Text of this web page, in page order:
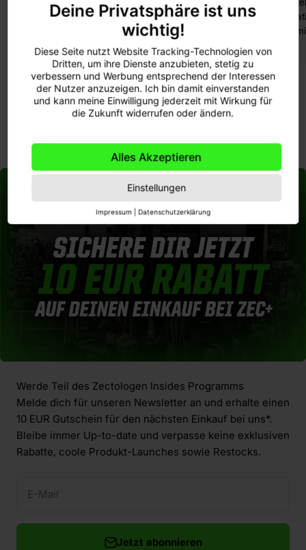
strengsten Qualitäts- und
Sicherheitsstandards.
höchsten
für
Werde Teil des Zectologen Insides Programms
Melde dich für unseren Newsletter an und erhalte einen
10 EUR Gutschein für den nächsten Einkauf bei uns*.
Bleibe immer Up-to-date und verpasse keine exklusiven
Rabatte, coole Produkt-Launches sowie Restocks.
E-Mail
Jetzt abonnieren
Deine Privatsphäre ist uns
wichtig!
Diese Seite nutzt Website Tracking-Technologien von
Dritten, um ihre Dienste anzubieten, stetig zu
verbessern und Werbung entsprechend der Interessen
der Nutzer anzuzeigen. Ich bin damit einverstanden
und kann meine Einwilligung jederzeit mit Wirkung für
die Zukunft widerrufen oder ändern.
Alles Akzeptieren
Einstellungen
Impressum Datenschutzerklärung